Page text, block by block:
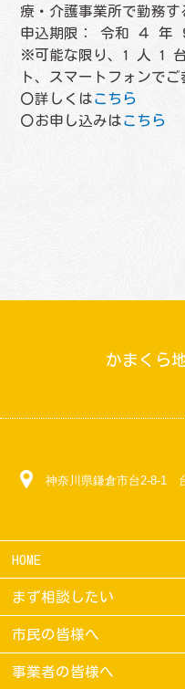
療・介護事業所で勤務す
申込期限： 令和 ４ 年
※可能な限り、1 人 1
ト、スマートフォンで
〇詳しくはこちら
〇お申し込みはこちら
かまくら
神奈川県鎌倉市台2-8-1
HOME
まず相談したい
市民の皆様へ
事業者の皆様へ